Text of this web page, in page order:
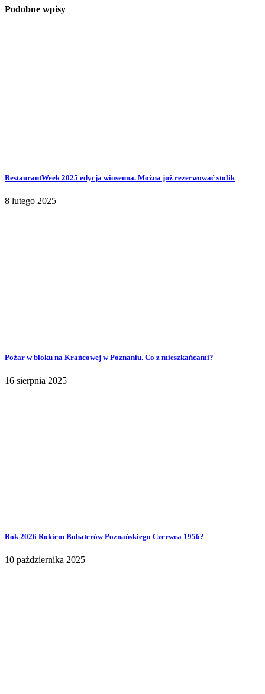
Podobne wpisy
RestaurantWeek 2025 edycja wiosenna. Można już rezerwować stolik
8 lutego 2025
Pożar w bloku na Krańcowej w Poznaniu. Co z mieszkańcami?
16 sierpnia 2025
Rok 2026 Rokiem Bohaterów Poznańskiego Czerwca 1956?
10 października 2025